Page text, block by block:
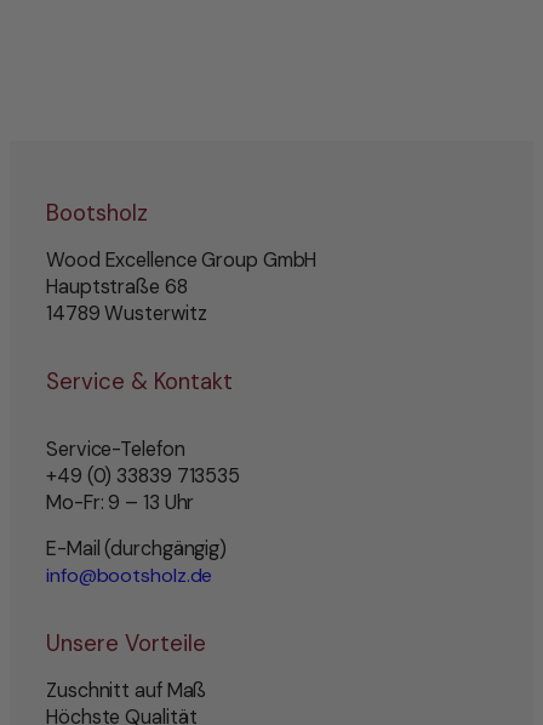
Bootsholz
Wood Excellence Group GmbH
Hauptstraße 68
14789 Wusterwitz
Service & Kontakt
Service-Telefon
+49 (0) 33839 713535
Mo-Fr: 9 – 13 Uhr
E-Mail (durchgängig)
info@bootsholz.de
Unsere Vorteile
Zuschnitt auf Maß
Höchste Qualität